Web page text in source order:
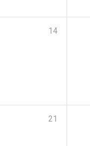
14
21